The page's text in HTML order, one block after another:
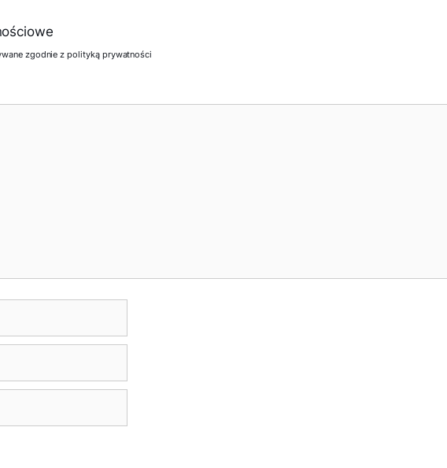
zgodnie z polityką prywatności